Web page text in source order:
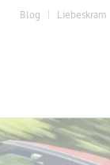
Blog Liebeskram